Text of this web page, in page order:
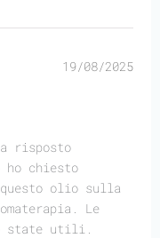
19/08/2025
risposto
ho chiesto
olio sulla
Le
state utili.